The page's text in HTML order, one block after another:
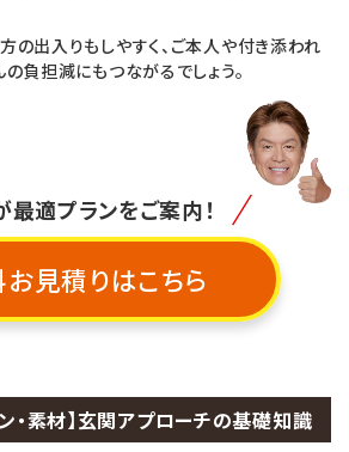
の出入りもしやすく、ご本人や付き添われ
負担減にもつながるでしょう。
最適プランをご案内！
見積りはこちら
ン・素材】玄関アプローチの基礎知識